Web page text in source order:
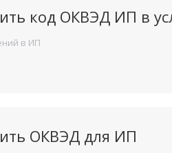
код ОКВЭД ИП в
в ИП
ОКВЭД для ИП